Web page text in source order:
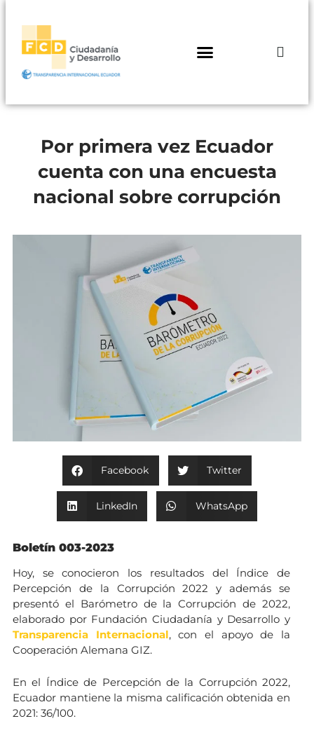
Por primera vez Ecuador
cuenta con una encuesta
nacional sobre corrupción
Facebook Twitter
LinkedIn WhatsApp
Boletín 003-2023
Hoy, se conocieron los resultados del Índice de
Percepción de la Corrupción 2022 y además se
presentó el Barómetro de la Corrupción de 2022,
elaborado por Fundación Ciudadanía y Desarrollo y
Transparencia Internacional, con el apoyo de la
Cooperación Alemana GIZ.
En el Índice de Percepción de la Corrupción 2022,
Ecuador mantiene la misma calificación obtenida en
2021: 36/100.